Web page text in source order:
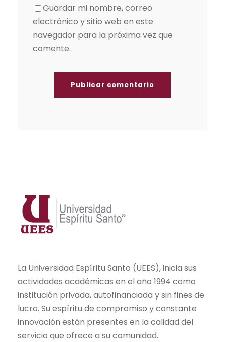
Guardar mi nombre, correo
electrónico y sitio web en este
navegador para la próxima vez que
comente.
La Universidad Espíritu Santo (UEES), inicia sus
actividades académicas en el año 1994 como
institución privada, autofinanciada y sin fines de
lucro. Su espíritu de compromiso y constante
innovación están presentes en la calidad del
servicio que ofrece a su comunidad.